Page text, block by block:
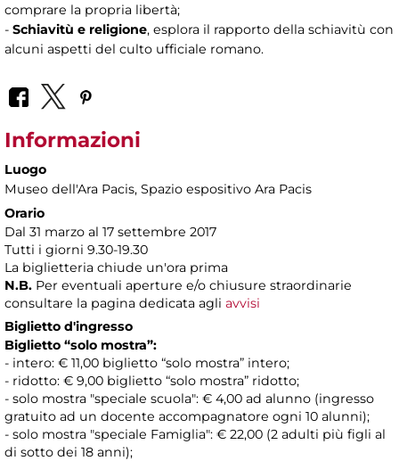
comprare la propria libertà;
- Schiavitù e religione, esplora il rapporto della schiavitù con
alcuni aspetti del culto ufficiale romano.
Informazioni
Luogo
Museo dell'Ara Pacis, Spazio espositivo Ara Pacis
Orario
Dal 31 marzo al 17 settembre 2017
Tutti i giorni 9.30-19.30
La biglietteria chiude un'ora prima
N.B. Per eventuali aperture e/o chiusure straordinarie
consultare la pagina dedicata agli avvisi
Biglietto d'ingresso
Biglietto “solo mostra”:
- intero: € 11,00 biglietto “solo mostra” intero;
- ridotto: € 9,00 biglietto “solo mostra” ridotto;
- solo mostra "speciale scuola": € 4,00 ad alunno (ingresso
gratuito ad un docente accompagnatore ogni 10 alunni);
- solo mostra "speciale Famiglia": € 22,00 (2 adulti più figli al
di sotto dei 18 anni);